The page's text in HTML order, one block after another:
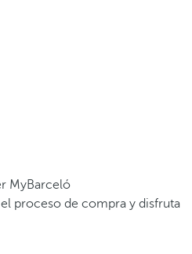
MyBarceló
proceso de compra y disfruta